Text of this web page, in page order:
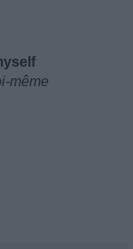
même